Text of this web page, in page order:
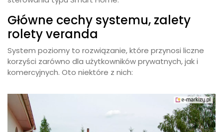
Główne cechy systemu, zalety
rolety veranda
System poziomy to rozwiązanie, które przynosi liczne
korzyści zarówno dla użytkowników prywatnych, jak i
komercyjnych. Oto niektóre z nich: